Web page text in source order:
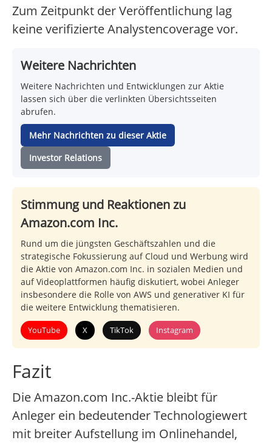
Zum Zeitpunkt der Veröffentlichung lag
keine verifizierte Analystencoverage vor.
Weitere Nachrichten
Weitere Nachrichten und Entwicklungen zur Aktie
lassen sich über die verlinkten Übersichtsseiten
abrufen.
Mehr Nachrichten zu dieser Aktie
Investor Relations
Stimmung und Reaktionen zu
Amazon.com Inc.
Rund um die jüngsten Geschäftszahlen und die
strategische Fokussierung auf Cloud und Werbung wird
die Aktie von Amazon.com Inc. in sozialen Medien und
auf Videoplattformen häufig diskutiert, wobei Anleger
insbesondere die Rolle von AWS und generativer KI für
die weitere Entwicklung thematisieren.
YouTube X TikTok Instagram
Fazit
Die Amazon.com Inc.-Aktie bleibt für
Anleger ein bedeutender Technologiewert
mit breiter Aufstellung im Onlinehandel,